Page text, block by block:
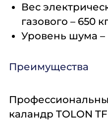
Вес
газового – 650
Уровень шума –
Преимущества
каландр TOLON